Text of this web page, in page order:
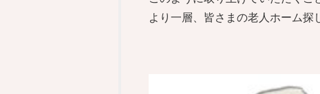
より一層、皆さまの老人ホーム探